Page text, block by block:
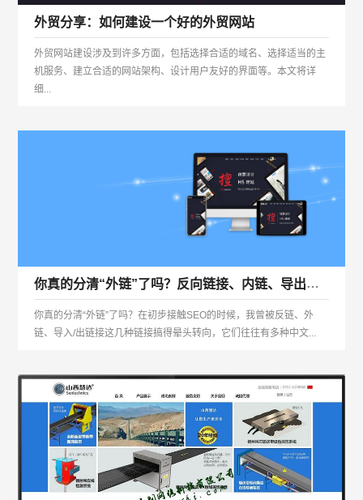
外贸分享：如何建设一个好的外贸网站
外贸网站建设涉及到许多方面，包括选择合适的域名、选择适当的主
机服务、建立合适的网站架构、设计用户友好的界面等。本文将详
细...
你真的分清“外链”了吗？反向链接、内链、导出链接、导入链接
你真的分清“外链”了吗？在初步接触SEO的时候，我曾被反链、外
链、导入/出链接这几种链接搞得晕头转向，它们往往有多种中文...